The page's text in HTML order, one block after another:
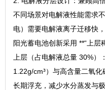
不同场景对电解液性能需求
电）需要电解液离子迁移快
阳光蓄电池创新采用 **“上层
上层（占电解液总量 30%
1.22g/cm³）与高含量二氧
长期浮充，减少水分蒸发与